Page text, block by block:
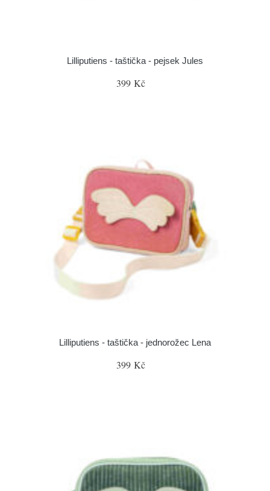
Lilliputiens - taštička - pejsek Jules
399 Kč
Lilliputiens - taštička - jednorožec Lena
399 Kč